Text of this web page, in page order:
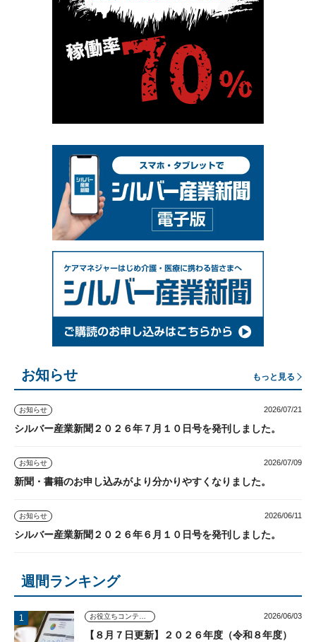
お知らせ もっと見る
お知らせ 2026/07/21
シルバー産業新聞２０２６年７月１０日号を発刊しました。
お知らせ 2026/07/09
新聞・書籍のお申し込みがより分かりやすくなりました。
お知らせ 2026/06/11
シルバー産業新聞２０２６年６月１０日号を発刊しました。
週間ランキング
お役立ちコンテンツ 2026/06/03
【８月７日更新】２０２６年度（令和８年度）